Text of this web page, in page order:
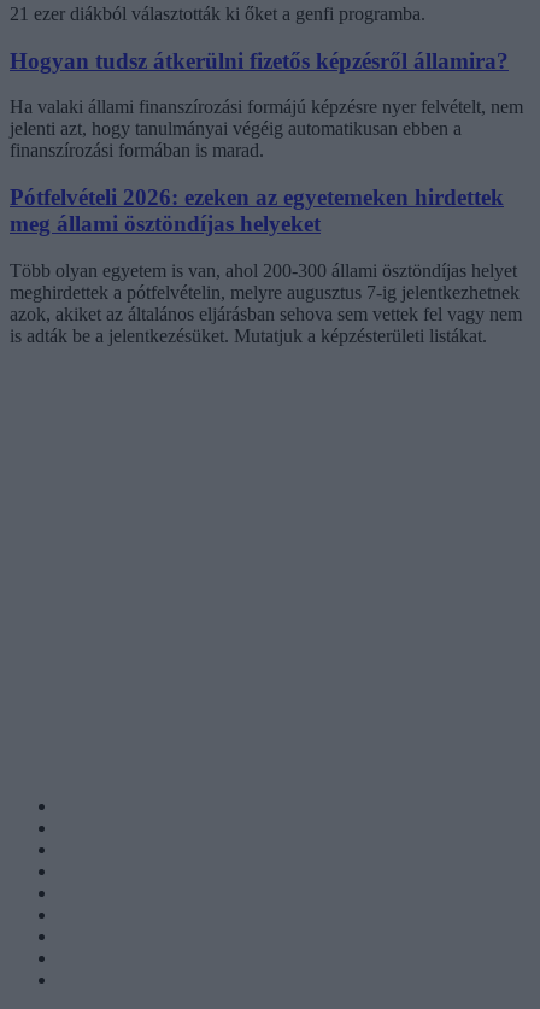
21 ezer diákból választották ki őket a genfi programba.
Hogyan tudsz átkerülni fizetős képzésről államira?
Ha valaki állami finanszírozási formájú képzésre nyer felvételt, nem
jelenti azt, hogy tanulmányai végéig automatikusan ebben a
finanszírozási formában is marad.
Pótfelvételi 2026: ezeken az egyetemeken hirdettek
meg állami ösztöndíjas helyeket
Több olyan egyetem is van, ahol 200-300 állami ösztöndíjas helyet
meghirdettek a pótfelvételin, melyre augusztus 7-ig jelentkezhetnek
azok, akiket az általános eljárásban sehova sem vettek fel vagy nem
is adták be a jelentkezésüket. Mutatjuk a képzésterületi listákat.